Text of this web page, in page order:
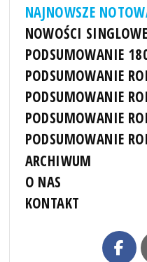
NAJNOWSZE
NOWOŚCI SINGLOWE
PODSUMOWANIE
PODSUMOWANIE
PODSUMOWANIE
PODSUMOWANIE
PODSUMOWANIE
ARCHIWUM
O NAS
KONTAKT